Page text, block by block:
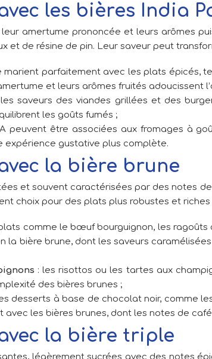
les bières India
amertume prononcée et leurs arômes
et de résine de pin. Leur saveur peut
marient parfaitement avec les plats épicés,
et leurs arômes fruités adoucissent
les saveurs des viandes grillées et des
les goûts fumés ;
peuvent être associées aux fromages à
expérience gustative plus complète.
la bière brune
et souvent caractérisées par des notes
choix pour des plats plus robustes et riches
comme le bœuf bourguignon, les
la bière brune, dont les saveurs
: les risottos ou les tartes aux
des bières brunes ;
desserts à base de chocolat noir, comme
avec les bières brunes, dont les notes de
la bière triple
légèrement sucrées avec des notes